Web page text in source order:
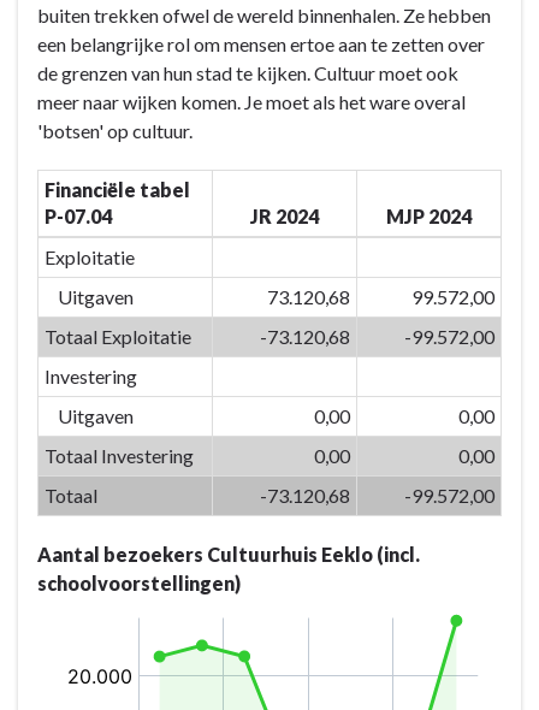
BD-
07:
Door
het
inzetten
van
kwaliteitsvolle
vrijetijdsvoorzieningen
creaties
versterken
identiteit
Eeklo
Actieplannen
buiten trekken ofwel de wereld binnenhalen. Ze hebben
een belangrijke rol om mensen ertoe aan te zetten over
de grenzen van hun stad te kijken. Cultuur moet ook
meer naar wijken komen. Je moet als het ware overal
'botsen' op cultuur.
Financiële tabel
P-07.04
JR 2024
MJP 2024
Exploitatie
Uitgaven
73.120,68
99.572,00
Totaal Exploitatie
-73.120,68
-99.572,00
Investering
Uitgaven
0,00
0,00
Totaal Investering
0,00
0,00
Totaal
-73.120,68 -99.572,00
Aantal bezoekers Cultuurhuis Eeklo (incl.
schoolvoorstellingen)